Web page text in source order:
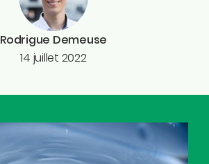
Rodrigue Demeuse
14 juillet 2022